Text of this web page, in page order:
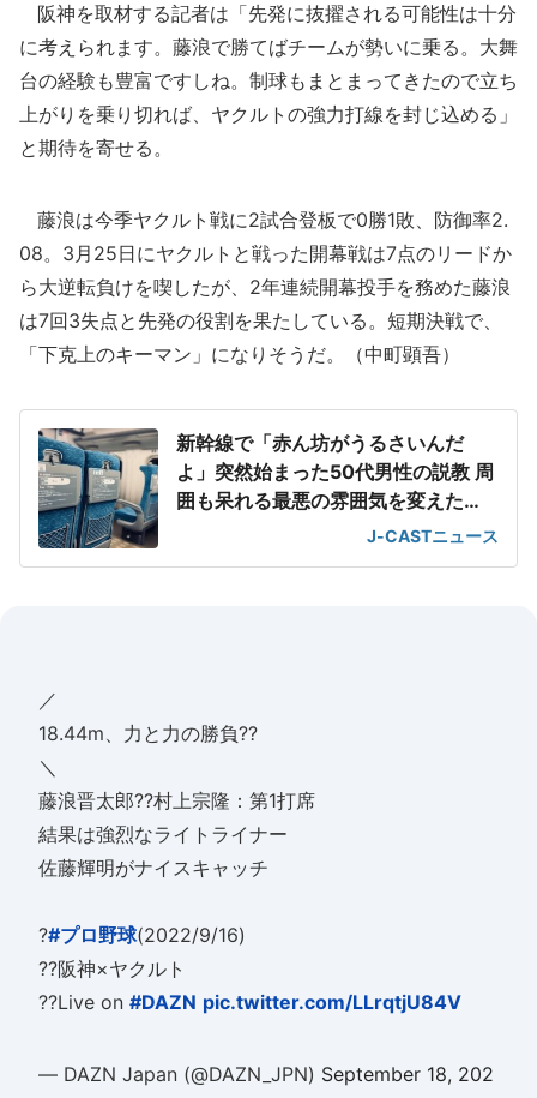
阪神を取材する記者は「先発に抜擢される可能性は十分
に考えられます。藤浪で勝てばチームが勢いに乗る。大舞
台の経験も豊富ですしね。制球もまとまってきたので立ち
上がりを乗り切れば、ヤクルトの強力打線を封じ込める」
と期待を寄せる。
藤浪は今季ヤクルト戦に2試合登板で0勝1敗、防御率2.
08。3月25日にヤクルトと戦った開幕戦は7点のリードか
ら大逆転負けを喫したが、2年連続開幕投手を務めた藤浪
は7回3失点と先発の役割を果たしている。短期決戦で、
「下克上のキーマン」になりそうだ。（中町顕吾）
新幹線で「赤ん坊がうるさいんだ
よ」突然始まった50代男性の説教 周
囲も呆れる最悪の雰囲気を変えた
J-CASTニュース
／
18.44m、力と力の勝負??
＼
藤浪晋太郎??村上宗隆：第1打席
結果は強烈なライトライナー
佐藤輝明がナイスキャッチ
?#プロ野球(2022/9/16)
??阪神×ヤクルト
??Live on #DAZN pic.twitter.com/LLrqtjU84V
— DAZN Japan (@DAZN_JPN) September 18, 202